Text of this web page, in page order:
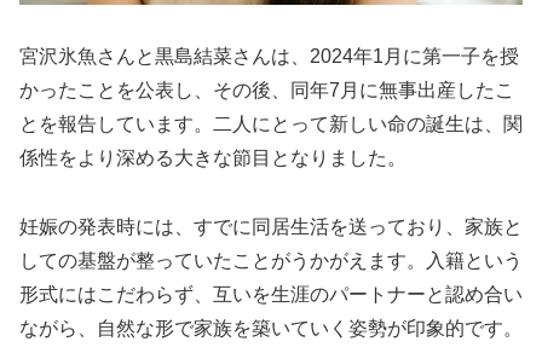
宮沢氷魚さんと黒島結菜さんは、2024年1月に第一子を授
かったことを公表し、その後、同年7月に無事出産したこ
とを報告しています。二人にとって新しい命の誕生は、関
係性をより深める大きな節目となりました。
妊娠の発表時には、すでに同居生活を送っており、家族と
しての基盤が整っていたことがうかがえます。入籍という
形式にはこだわらず、互いを生涯のパートナーと認め合い
ながら、自然な形で家族を築いていく姿勢が印象的です。